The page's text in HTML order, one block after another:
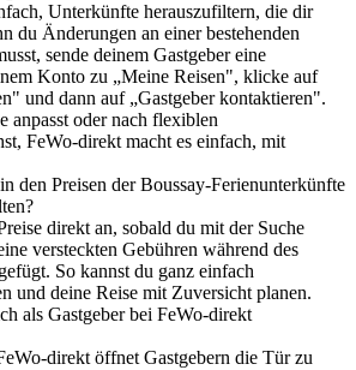
Unterkünfte herauszufiltern, die dir
du Änderungen an einer bestehenden
sende deinem Gastgeber eine
Konto zu „Meine Reisen", klicke auf
und dann auf „Gastgeber kontaktieren".
anpasst oder nach flexiblen
FeWo-direkt macht es einfach, mit
den Preisen der Boussay-Ferienunterkünfte
direkt an, sobald du mit der Suche
versteckten Gebühren während des
So kannst du ganz einfach
und deine Reise mit Zuversicht planen.
als Gastgeber bei FeWo-direkt
direkt öffnet Gastgebern die Tür zu